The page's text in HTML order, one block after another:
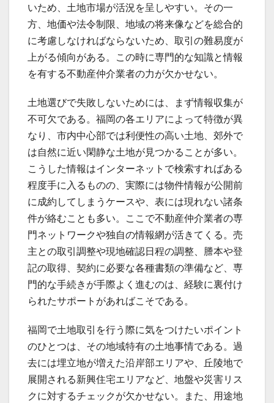
いため、土地市場が活況を呈しやすい。その一
方、地価や法令制限、地域の将来像などを総合的
に考慮しなければならないため、取引の難易度が
上がる傾向がある。この時に専門的な知識と情報
を有する不動産仲介業者の力が欠かせない。
土地選びで失敗しないためには、まず情報収集が
不可欠である。福岡の各エリアによって特徴が異
なり、市内中心部では利便性の高い土地、郊外で
は自然に近い閑静な土地が見つかることが多い。
こうした情報はインターネットで検索すればある
程度手に入るものの、実際には物件情報が公開前
に成約してしまうケースや、表には現れない諸条
件が絡むことも多い。ここで不動産仲介業者の専
門ネットワークや独自の情報網が活きてくる。売
主との取引調整や現地確認日程の調整、謄本や登
記の取得、契約に必要な各種書類の準備など、専
門的な手続きが手際よく進むのは、経験に裏付け
られたサポートがあればこそである。
福岡で土地取引を行う際に気をつけたいポイント
のひとつは、その地域特有の土地事情である。過
去には埋立地が増えた沿岸部エリアや、丘陵地で
展開される新興住宅エリアなど、地盤や災害リス
クに対するチェックが欠かせない。また、用途地